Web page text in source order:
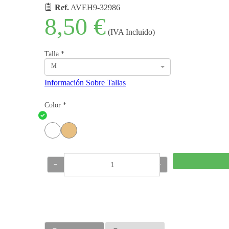
Ref. AVEH9-32986
8,50 € (IVA Incluido)
Talla *
M
Información Sobre Tallas
Color *
− +